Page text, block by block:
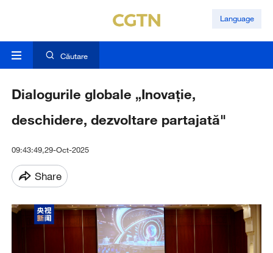
Language
Căutare
Dialogurile globale „Inovație,
deschidere, dezvoltare partajată"
09:43:49,29-Oct-2025
Share